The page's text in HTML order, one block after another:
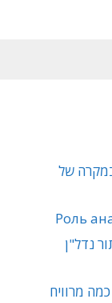
של
Роль
נדל"ן
מרוויח